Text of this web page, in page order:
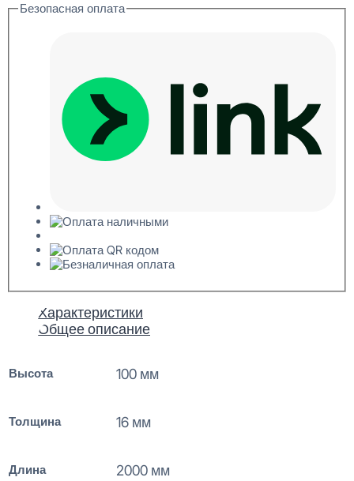
Безопасная оплата
Характеристики
Общее описание
Высота 100 мм
Толщина 16 мм
Длина 2000 мм